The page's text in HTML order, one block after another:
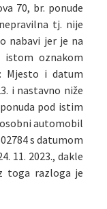
70, br. ponude
tj. nije
nabavi jer je na
istom oznakom
Mjesto i datum
i nastavno niže
pod istim
automobil
s datumom
11. 2023., dakle
toga razloga je